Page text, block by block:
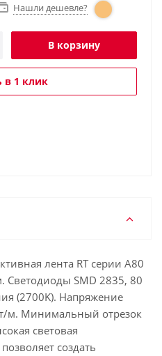
Нашли дешевле?
В корзину
в 1 клик
лента RT серии A80
SMD 2835, 80
(2700K). Напряжение
м. Минимальный отрезок
световая
создать